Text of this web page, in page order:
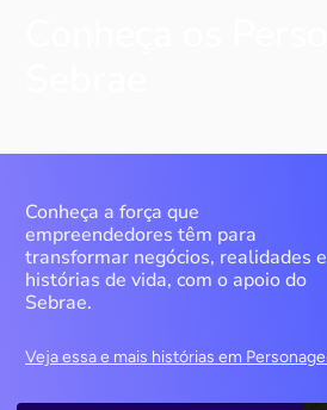
Conheça a força que
empreendedores têm para
transformar negócios, realidades e
histórias de vida, com o apoio do
Sebrae.
Veja essa e mais histórias em